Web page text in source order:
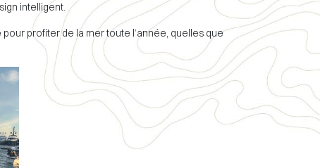
intelligent.
profiter de la mer toute l’année, quelles que